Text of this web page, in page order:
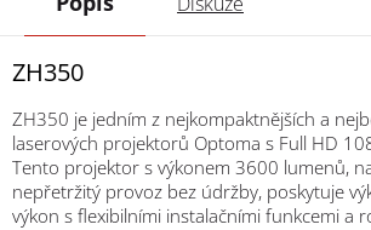
ZH350
ZH350 je jedním z nejkompaktnějších a
laserových projektorů Optoma s Full HD
Tento projektor s výkonem 3600 lumenů,
nepřetržitý provoz bez údržby, poskytuje
výkon s flexibilními instalačními funkcemi a